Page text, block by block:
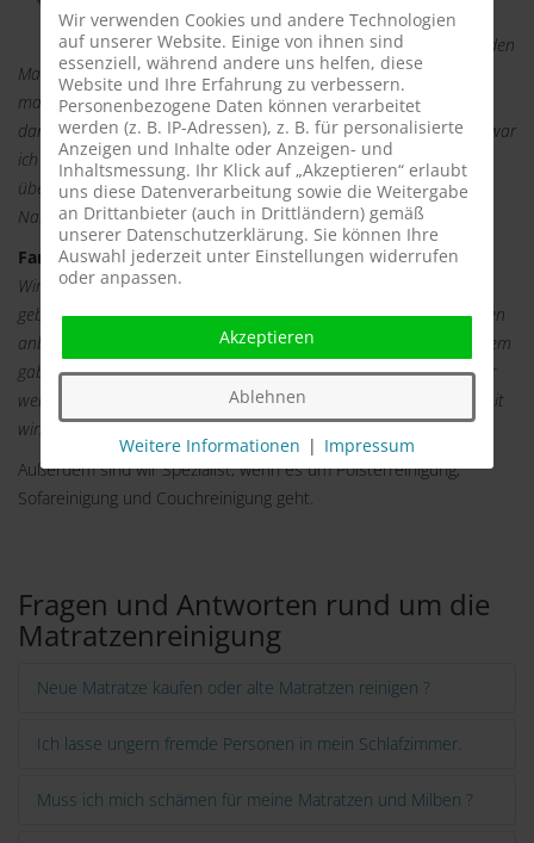
absolut pünktlich. Nach einem kurzen Smalltalk
begann er mit seiner Arbeit. Er reinigte meine beiden
Matratzen beidseitig und es dauerte fast 1 Stunde. Im Anschluss
machte er gleich einen neuen Termin, damit wir uns rechtzeitig
danach richten können. Da ich seit einigen Jahren Allergikerin bin war
ich anfangs misstrauisch. Doch nach der ersten Nacht war ich
überzeugt. Ich schlief wie ein Stein, ohne Jucken und verstopfter
Nase. Vielen Dank für den Service und die ruhigen Nächte.
Fam. Schreiber aus Baunatal 12.11.2014
Wir sind Betreiber eines Hotels und haben die Milbencleaner
gebucht. Wir möchten unseren Kunden nur 120% ig saubere Betten
anbieten. Die Milbencleaner waren sehr professionell und außerdem
gaben Sie uns gleich einen Tipp, den wir zu beherzigen wissen. Wir
werden regelmäßig die Milbencleaner buchen, denn wir können mit
wirklich sauberen Betten werben.
Außerdem sind wir Spezialist, wenn es um Polsterreinigung,
Sofareinigung und Couchreinigung geht.
Fragen und Antworten rund um die
Matratzenreinigung
Neue Matratze kaufen oder alte Matratzen reinigen ?
Ich lasse ungern fremde Personen in mein Schlafzimmer.
Muss ich mich schämen für meine Matratzen und Milben ?
Wir verwenden Cookies und andere Technologien
auf unserer Website. Einige von ihnen sind
essenziell, während andere uns helfen, diese
Website und Ihre Erfahrung zu verbessern.
Personenbezogene Daten können verarbeitet
werden (z. B. IP-Adressen), z. B. für personalisierte
Anzeigen und Inhalte oder Anzeigen- und
Inhaltsmessung. Ihr Klick auf „Akzeptieren“ erlaubt
uns diese Datenverarbeitung sowie die Weitergabe
an Drittanbieter (auch in Drittländern) gemäß
unserer Datenschutzerklärung. Sie können Ihre
Auswahl jederzeit unter Einstellungen widerrufen
oder anpassen.
Akzeptieren
Ablehnen
Weitere Informationen | Impressum